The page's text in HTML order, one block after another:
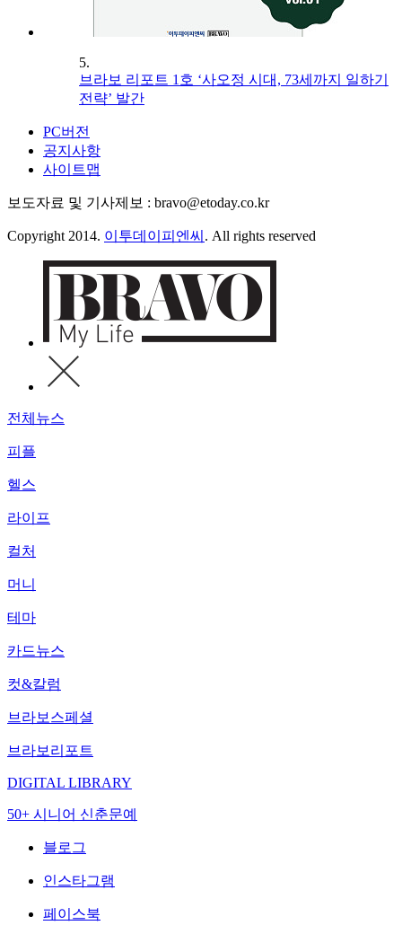
5.
브라보 리포트 1호 ‘사오정 시대, 73세까지 일하기
전략’ 발간
PC버전
공지사항
사이트맵
보도자료 및 기사제보 : bravo@etoday.co.kr
Copyright 2014. 이투데이피엔씨 . All rights reserved
전체뉴스
피플
헬스
라이프
컬처
머니
테마
카드뉴스
컷&칼럼
브라보스페셜
브라보리포트
DIGITAL LIBRARY
50+ 시니어 신춘문예
블로그
인스타그램
페이스북